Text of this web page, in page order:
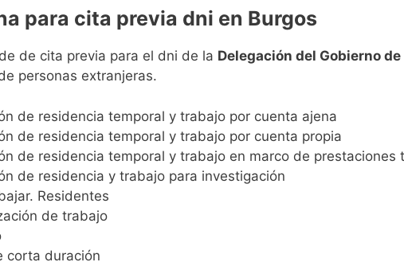
para cita previa dni en Burgos
de cita previa para el dni de la Delegación del Gobierno
personas extranjeras.
de residencia temporal y trabajo por cuenta ajena
de residencia temporal y trabajo por cuenta propia
de residencia temporal y trabajo en marco de prestaciones
de residencia y trabajo para investigación
Residentes
de trabajo
corta duración